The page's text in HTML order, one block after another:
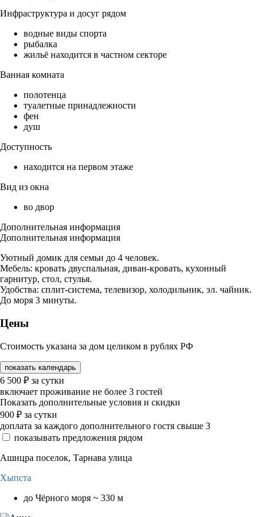
Инфраструктура и досуг рядом
водные виды спорта
рыбалка
жильё находится в частном секторе
Ванная комната
полотенца
туалетные принадлежности
фен
душ
Доступность
находится на первом этаже
Вид из окна
во двор
Дополнительная информация
Дополнительная информация
Уютный домик для семьи до 4 человек.
Мебель: кровать двуспальная, диван-кровать, кухонный
гарнитур, стол, стулья.
Удобства: сплит-система, телевизор, холодильник, эл. чайник.
До моря 3 минуты.
Цены
Стоимость указана за дом целиком в рублях РФ
показать календарь
6 500 ₽ за сутки
включает проживание не более 3 гостей
Показать дополнительные условия и скидки
900 ₽ за сутки
доплата за каждого дополнительного гостя свыше 3
показывать предложения рядом
Ашицра поселок, Тарнава улица
Хыпста
до Чёрного моря ~ 330 м